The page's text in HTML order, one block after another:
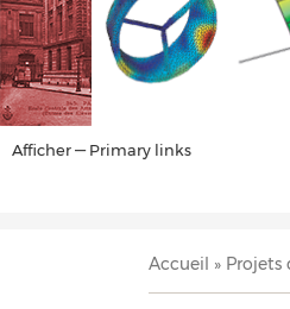
Primary
Afficher — Primary links
Fil
d'Ariane
Accueil Projets